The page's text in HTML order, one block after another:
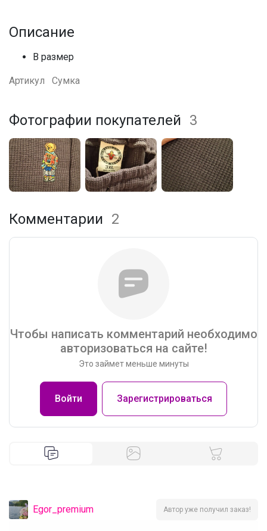
Описание
В размер
Артикул Сумка
Фотографии покупателей 3
Комментарии 2
Чтобы написать комментарий необходимо
авторизоваться на сайте!
Это займет меньше минуты
Войти Зарегистрироваться
Egor_premium Автор уже получил заказ!